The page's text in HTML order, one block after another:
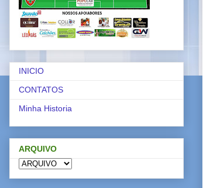
INICIO
CONTATOS
Minha Historia
ARQUIVO